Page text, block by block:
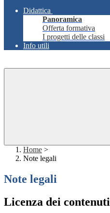
Didattica
Panoramica
Offerta formativa
I progetti delle classi
Info utili
Home >
Note legali
Note legali
Licenza dei contenuti